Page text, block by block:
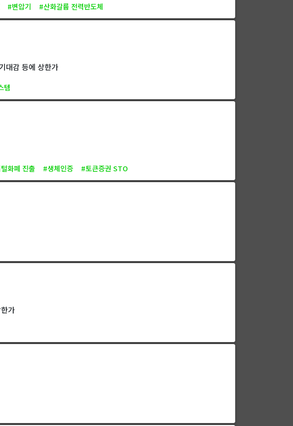
#변압기 #산화갈륨 전력반도체
대감 등에 상한가
템
화폐 진출 #생체인증 #토큰증권 STO
가